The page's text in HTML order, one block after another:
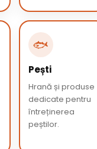
🐟
Pești
Hrană și produse
dedicate pentru
întreținerea
peștilor.